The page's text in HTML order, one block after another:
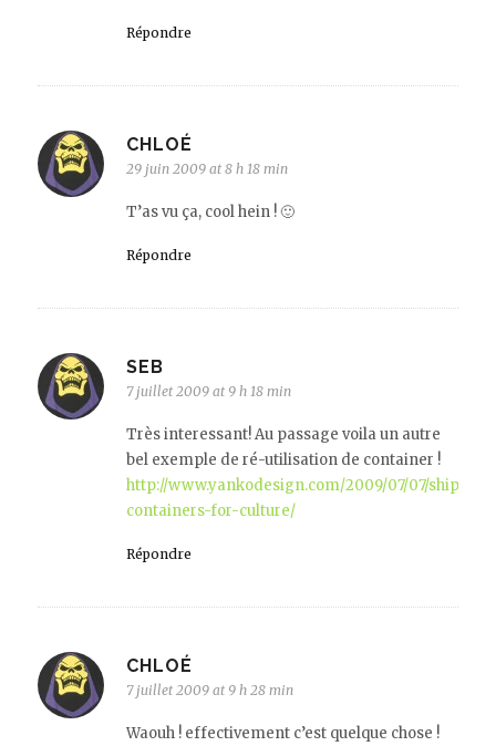
Répondre
CHLOÉ
29 juin 2009 at 8 h 18 min
T’as vu ça, cool hein ! 🙂
Répondre
SEB
7 juillet 2009 at 9 h 18 min
Très interessant! Au passage voila un autre
bel exemple de ré-utilisation de container !
http://www.yankodesign.com/2009/07/07/
containers-for-culture/
Répondre
CHLOÉ
7 juillet 2009 at 9 h 28 min
Waouh ! effectivement c’est quelque chose !